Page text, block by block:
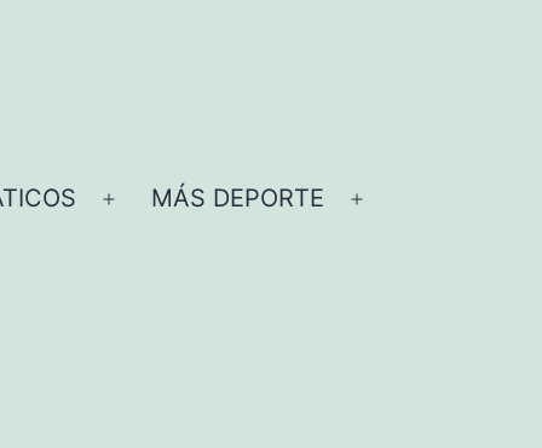
Abrir
MÁS DEPORTE